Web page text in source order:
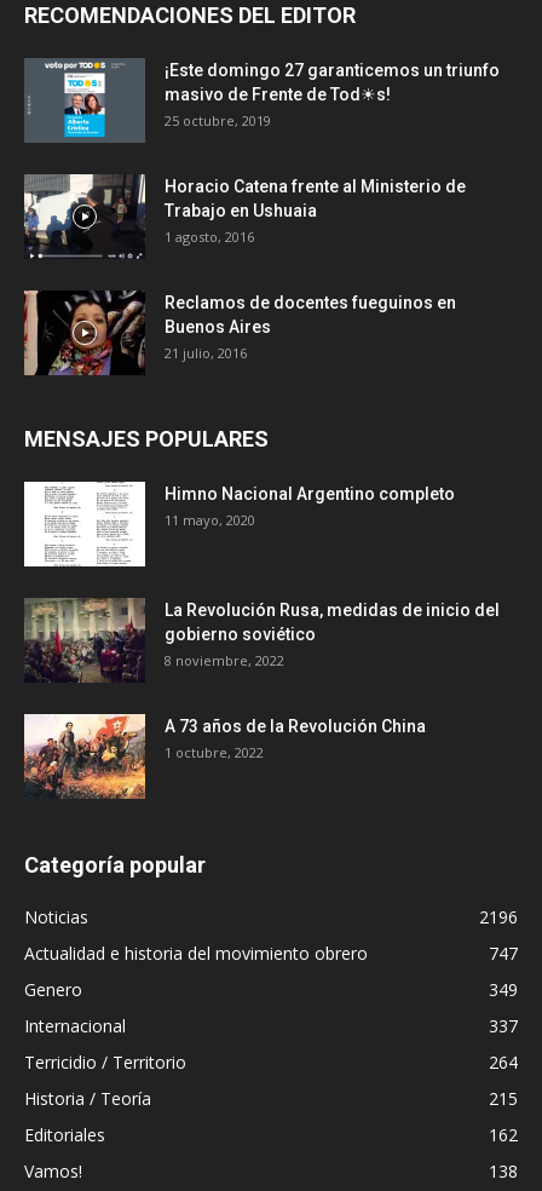
RECOMENDACIONES DEL EDITOR
¡Este domingo 27 garanticemos un triunfo
masivo de Frente de Tod☀s!
25 octubre, 2019
Horacio Catena frente al Ministerio de
Trabajo en Ushuaia
1 agosto, 2016
Reclamos de docentes fueguinos en
Buenos Aires
21 julio, 2016
MENSAJES POPULARES
Himno Nacional Argentino completo
11 mayo, 2020
La Revolución Rusa, medidas de inicio del
gobierno soviético
8 noviembre, 2022
A 73 años de la Revolución China
1 octubre, 2022
Categoría popular
Noticias
2196
Actualidad e historia del movimiento obrero
747
Genero
349
Internacional
337
Terricidio / Territorio
264
Historia / Teoría
215
Editoriales
162
Vamos!
138